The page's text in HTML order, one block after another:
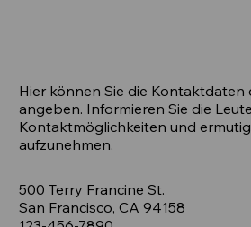
500 Terry Francine St.
San Francisco, CA 94158
Hier können Sie die
angeben. Informieren Sie die
Kontaktmöglichkeiten und
aufzunehmen.